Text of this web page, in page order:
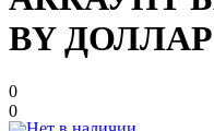
BY ДОЛЛАР
0
0